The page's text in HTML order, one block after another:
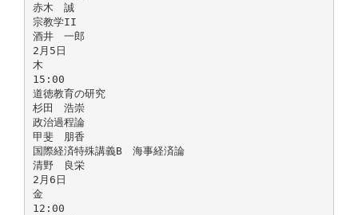
赤木 誠
宗教学II
酒井 一郎
2月5日
木
15:00
道徳教育の研究
杉田 浩崇
政治過程論
甲斐 朋香
国際経済特殊講義B 海事経済論
清野 良栄
2月6日
金
12:00